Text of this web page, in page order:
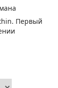
Первый